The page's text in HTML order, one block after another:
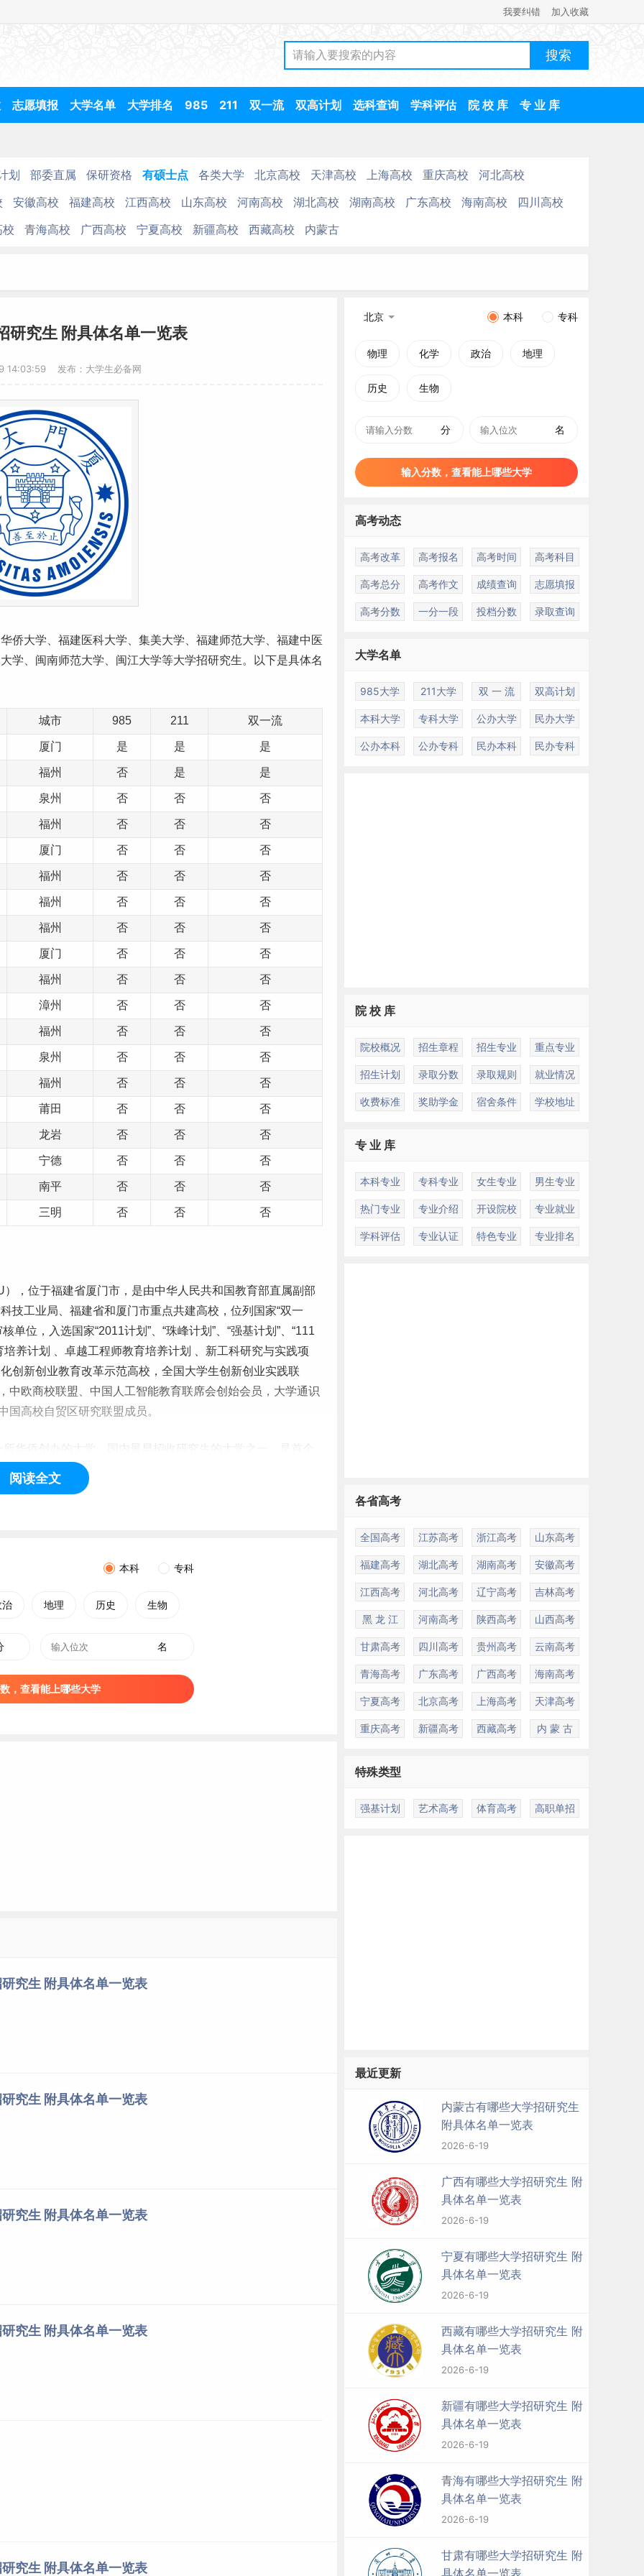
我要纠错 加入收藏
志愿填报 大学名单 大学排名 985 211 双一流 双高计划 选科查询 学科评估 院 校 库 专 业 库
划 部委直属 保研资格 有硕士点 各类大学 北京高校 天津高校 上海高校 重庆高校
河北高校
安徽高校 福建高校 江西高校 山东高校 河南高校 湖北高校 湖南高校 广东高校 海南高校
四川高校
青海高校 广西高校 宁夏高校 新疆高校 西藏高校 内蒙古
研究生 附具体名单一览表
14:03:59 发布：大学生必备网
侨大学、福建医科大学、集美大学、福建师范大学、福建中 医
大学、闽南师范大学、闽江大学等大学招研究生。以下是具体名
城市 985 211 双一流
厦门 是 是 是
福州 否 是 是
泉州 否 否 否
福州 否 否 否
厦门 否 否 否
福州 否 否 否
福州 否 否 否
福州 否 否 否
厦门 否 否 否
福州 否 否 否
漳州 否 否 否
福州 否 否 否
泉州 否 否 否
福州 否 否 否
莆田 否 否 否
龙岩 否 否 否
宁德 否 否 否
南平 否 否 否
三明 否 否 否
，位于福建省厦门市，是由中华人民共和国教育部直属副部
技工业局、福建省和厦门市重点共建高校，位列国家“双一
单位，入选国家“2011计划”、“珠峰计划”、“强基计划 ”、“111
养计划 、卓越工程师教育培养计划 、新工科研究与实践项
创新创业教育改革示范高校，全国大学生创新创业实践联
中欧商校联盟、中国人工智能教育联席会创始会员，大学通识
国高校自贸区研究联盟成员。
华侨创办的大学，国内最早招收研究生的大学之一，是首个
物保护单位和“首批中国20世纪建筑遗产”名录，被誉为“南
阅读全文
本科 专科
治 地理 历史 生物
名
，查看能上哪些大学
究生 附具体名单一览表
究生 附具体名单一览表
究生 附具体名单一览表
究生 附具体名单一览表
究生 附具体名单一览表
北京 本科 专科
物理 化学 政治 地理
历史 生物
分 名
输入分数，查看能上哪些大学
高考动态
高考改革 高考报名 高考时间 高考科目
高考总分 高考作文 成绩查询 志愿填报
高考分数 一分一段 投档分数 录取查询
大学名单
985大学 211大学 双 一 流 双高计划
本科大学 专科大学 公办大学 民办大学
公办本科 公办专科 民办本科 民办专科
院 校 库
院校概况 招生章程 招生专业 重点专业
招生计划 录取分数 录取规则 就业情况
收费标准 奖助学金 宿舍条件 学校地址
专 业 库
本科专业 专科专业 女生专业 男生专业
热门专业 专业介绍 开设院校 专业就业
学科评估 专业认证 特色专业 专业排名
各省高考
全国高考 江苏高考 浙江高考 山东高考
福建高考 湖北高考 湖南高考 安徽高考
江西高考 河北高考 辽宁高考 吉林高考
黑 龙 江 河南高考 陕西高考 山西高考
甘肃高考 四川高考 贵州高考 云南高考
青海高考 广东高考 广西高考 海南高考
宁夏高考 北京高考 上海高考 天津高考
重庆高考 新疆高考 西藏高考 内 蒙 古
特殊类型
强基计划 艺术高考 体育高考 高职单招
最近更新
内蒙古有哪些大学招研究生
附具体名单一览表
2026-6-19
广西有哪些大学招研究生 附
具体名单一览表
2026-6-19
宁夏有哪些大学招研究生 附
具体名单一览表
2026-6-19
西藏有哪些大学招研究生 附
具体名单一览表
2026-6-19
新疆有哪些大学招研究生 附
具体名单一览表
2026-6-19
青海有哪些大学招研究生 附
具体名单一览表
2026-6-19
甘肃有哪些大学招研究生 附
具体名单一览表